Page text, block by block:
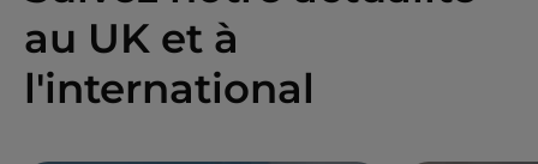
au UK et à
l'international